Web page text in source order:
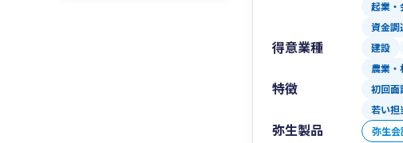
起業・
資金調
得意業種 建設
農業・
特徴 初回面
若い担
弥生製品 弥生